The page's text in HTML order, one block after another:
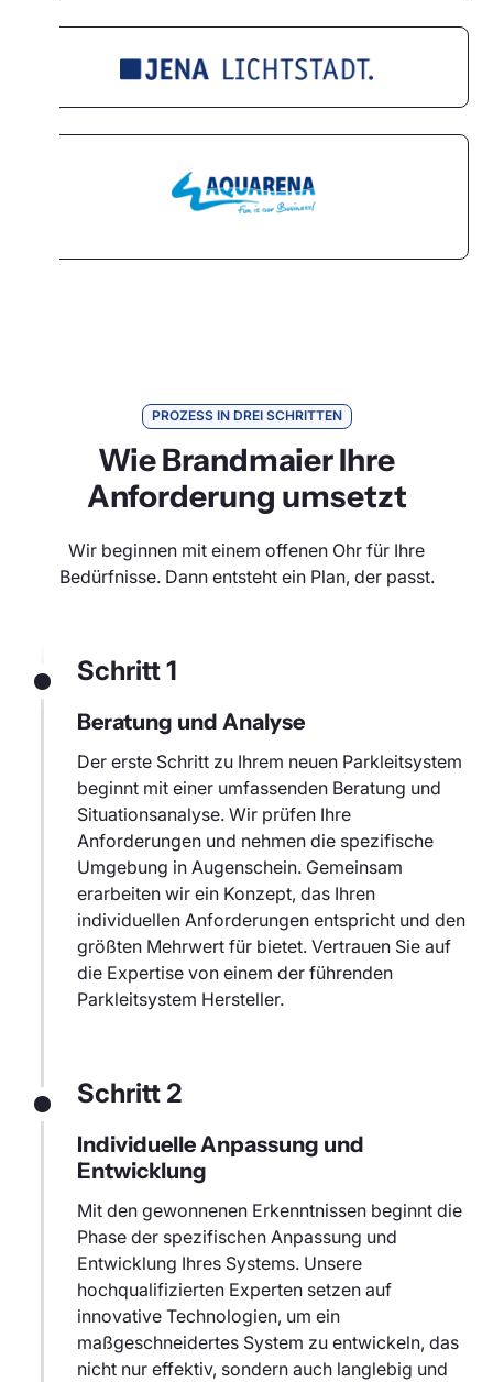
PROZESS IN DREI SCHRITTEN
Wie Brandmaier Ihre
Anforderung umsetzt
Wir beginnen mit einem offenen Ohr für Ihre
Bedürfnisse. Dann entsteht ein Plan, der passt.
Schritt 1
Beratung und Analyse
Der erste Schritt zu Ihrem neuen Parkleitsystem
beginnt mit einer umfassenden Beratung und
Situationsanalyse. Wir prüfen Ihre
Anforderungen und nehmen die spezifische
Umgebung in Augenschein. Gemeinsam
erarbeiten wir ein Konzept, das Ihren
individuellen Anforderungen entspricht und den
größten Mehrwert für bietet. Vertrauen Sie auf
die Expertise von einem der führenden
Parkleitsystem Hersteller.
Schritt 2
Individuelle Anpassung und
Entwicklung
Mit den gewonnenen Erkenntnissen beginnt die
Phase der spezifischen Anpassung und
Entwicklung Ihres Systems. Unsere
hochqualifizierten Experten setzen auf
innovative Technologien, um ein
maßgeschneidertes System zu entwickeln, das
nicht nur effektiv, sondern auch langlebig und